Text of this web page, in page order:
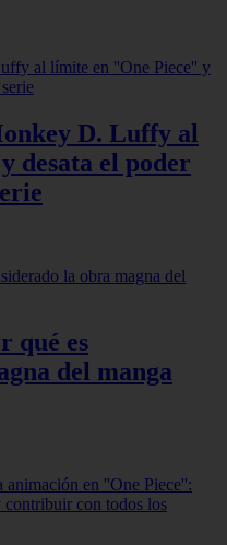
D. Luffy al
desata el poder
qué es
del manga